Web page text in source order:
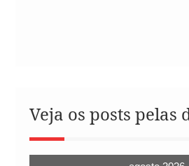
Veja os posts pelas